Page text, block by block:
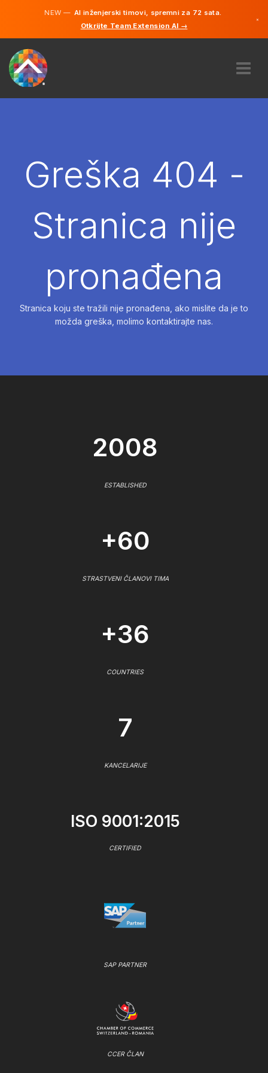
NEW —AI inženjerski timovi, spremni za 72 sata.
Otkrijte Team Extension AI →
×
NAJAMGreška 404 -
Stranica nije
pronađena
Stranica koju ste tražili nije pronađena, ako mislite da je to
možda greška, molimo kontaktirajte nas.
2008
ESTABLISHED
+60
STRASTVENI ČLANOVI TIMA
+36
COUNTRIES
7
KANCELARIJE
ISO 9001:2015
CERTIFIED
SAP PARTNER
CCER ČLAN